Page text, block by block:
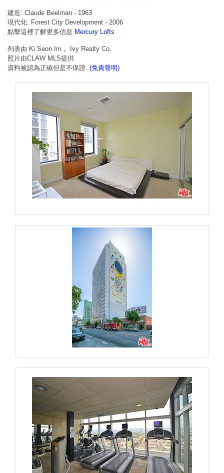
建造: Claude Beelman - 1963
現代化: Forest City Development - 2006
點擊這裡了解更多信息 Mercury Lofts
列表由 Ki Seon Im 。Ivy Realty Co.
照片由CLAW MLS提供
資料被認為正確但是不保證. (免責聲明)